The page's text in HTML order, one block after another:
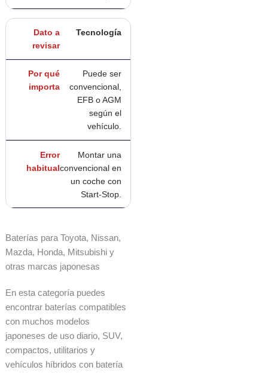
Tecnología
Puede ser
convencional,
EFB o AGM
según el
vehículo.
Montar una
convencional en
un coche con
Start-Stop.
Baterías para Toyota, Nissan,
Mazda, Honda, Mitsubishi y
otras marcas japonesas
En esta categoría puedes
encontrar baterías compatibles
con muchos modelos
japoneses de uso diario, SUV,
compactos, utilitarios y
vehículos híbridos con batería